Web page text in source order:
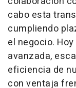
cabo esta
cumpliendo
el negocio.
avanzada,
eficiencia de
con ventaja